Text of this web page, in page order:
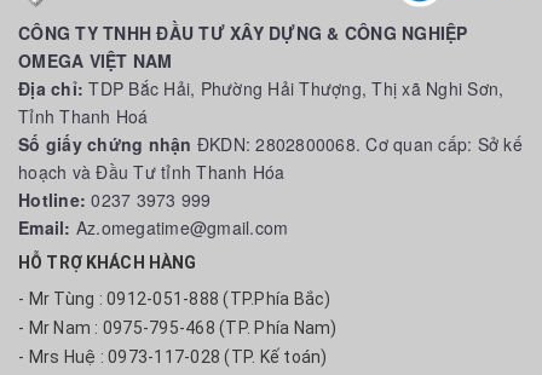
CÔNG TY TNHH ĐẦU TƯ XÂY DỰNG & CÔNG NGHIỆP
OMEGA VIỆT NAM
Địa chỉ:TDP Bắc Hải, Phường Hải Thượng, Thị xã Nghi Sơn,
Tỉnh Thanh Hoá
Số giấy chứng nhận ĐKDN: 2802800068. Cơ quan cấp: Sở kế
hoạch và Đầu Tư tỉnh Thanh Hóa
Hotline:0237 3973 999
Email: Az.omegatime@gmail.com
HỖ TRỢ KHÁCH HÀNG
- Mr Tùng : 0912-051-888 (TP.Phía Bắc)
- Mr Nam : 0975-795-468 (TP. Phía Nam)
- Mrs Huệ : 0973-117-028 (TP. Kế toán)